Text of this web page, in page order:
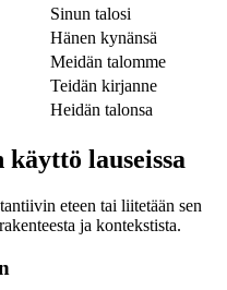
Sinun talosi
Hänen kynänsä
Meidän talomme
Teidän kirjanne
Heidän talonsa
käyttö lauseissa
eteen tai liitetään sen
ja kontekstista.